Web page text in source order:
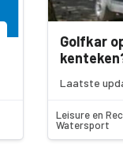
Golfkar
Laatste
Leisure en
Watersport